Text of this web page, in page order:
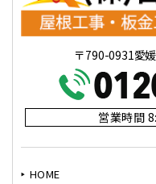
〒790-0931愛
営業時間
HOME